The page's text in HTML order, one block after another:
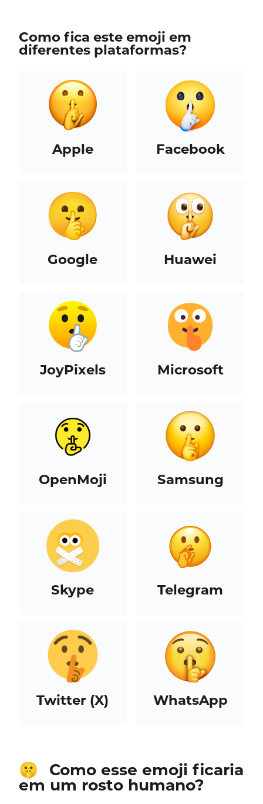
Como fica este emoji em
diferentes plataformas?
Apple Facebook
Google Huawei
JoyPixels Microsoft
OpenMoji Samsung
Skype Telegram
Twitter (X) WhatsApp
🤫 Como esse emoji ficaria
em um rosto humano?